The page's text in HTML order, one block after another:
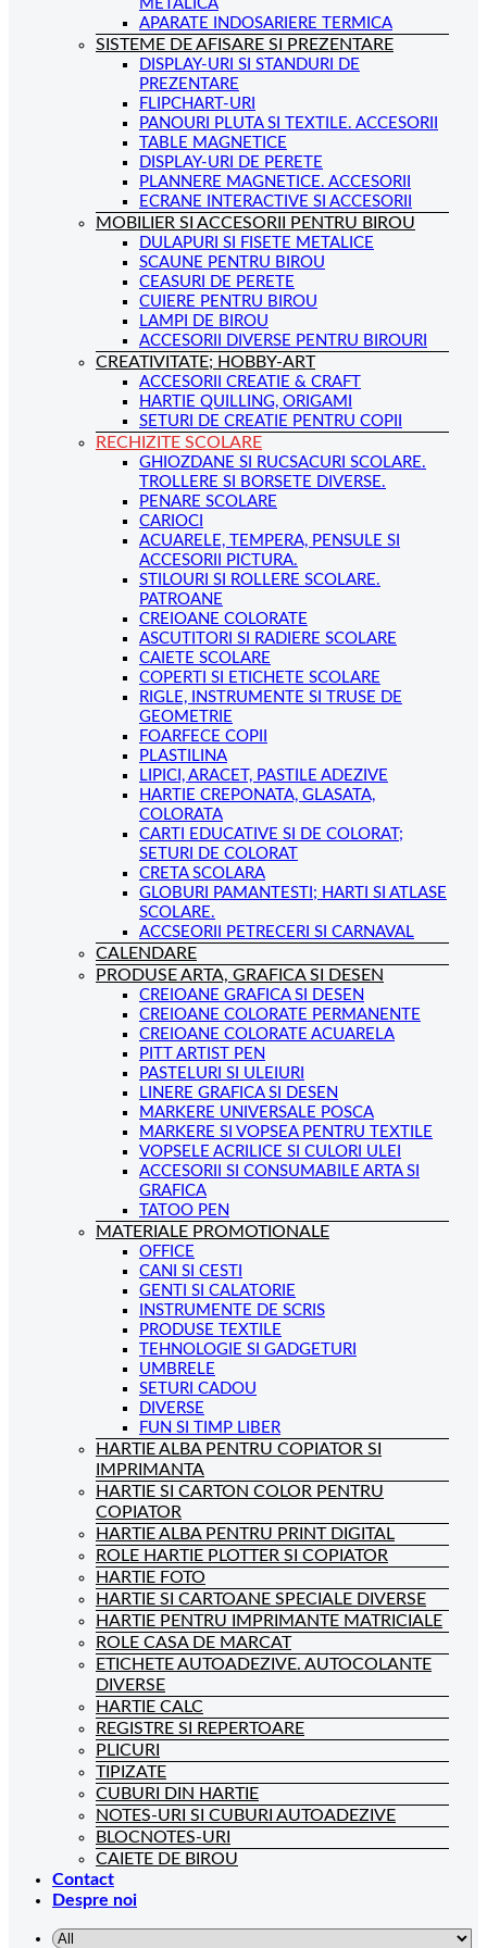
METALICA
APARATE INDOSARIERE TERMICA
SISTEME DE AFISARE SI PREZENTARE
DISPLAY-URI SI STANDURI DE
PREZENTARE
FLIPCHART-URI
PANOURI PLUTA SI TEXTILE. ACCESORII
TABLE MAGNETICE
DISPLAY-URI DE PERETE
PLANNERE MAGNETICE. ACCESORII
ECRANE INTERACTIVE SI ACCESORII
MOBILIER SI ACCESORII PENTRU BIROU
DULAPURI SI FISETE METALICE
SCAUNE PENTRU BIROU
CEASURI DE PERETE
CUIERE PENTRU BIROU
LAMPI DE BIROU
ACCESORII DIVERSE PENTRU BIROURI
CREATIVITATE; HOBBY-ART
ACCESORII CREATIE & CRAFT
HARTIE QUILLING, ORIGAMI
SETURI DE CREATIE PENTRU COPII
RECHIZITE SCOLARE
GHIOZDANE SI RUCSACURI SCOLARE.
TROLLERE SI BORSETE DIVERSE.
PENARE SCOLARE
CARIOCI
ACUARELE, TEMPERA, PENSULE SI
ACCESORII PICTURA.
STILOURI SI ROLLERE SCOLARE.
PATROANE
CREIOANE COLORATE
ASCUTITORI SI RADIERE SCOLARE
CAIETE SCOLARE
COPERTI SI ETICHETE SCOLARE
RIGLE, INSTRUMENTE SI TRUSE DE
GEOMETRIE
FOARFECE COPII
PLASTILINA
LIPICI, ARACET, PASTILE ADEZIVE
HARTIE CREPONATA, GLASATA,
COLORATA
CARTI EDUCATIVE SI DE COLORAT;
SETURI DE COLORAT
CRETA SCOLARA
GLOBURI PAMANTESTI; HARTI SI ATLASE
SCOLARE.
ACCSEORII PETRECERI SI CARNAVAL
CALENDARE
PRODUSE ARTA, GRAFICA SI DESEN
CREIOANE GRAFICA SI DESEN
CREIOANE COLORATE PERMANENTE
CREIOANE COLORATE ACUARELA
PITT ARTIST PEN
PASTELURI SI ULEIURI
LINERE GRAFICA SI DESEN
MARKERE UNIVERSALE POSCA
MARKERE SI VOPSEA PENTRU TEXTILE
VOPSELE ACRILICE SI CULORI ULEI
ACCESORII SI CONSUMABILE ARTA SI
GRAFICA
TATOO PEN
MATERIALE PROMOTIONALE
OFFICE
CANI SI CESTI
GENTI SI CALATORIE
INSTRUMENTE DE SCRIS
PRODUSE TEXTILE
TEHNOLOGIE SI GADGETURI
UMBRELE
SETURI CADOU
DIVERSE
FUN SI TIMP LIBER
HARTIE ALBA PENTRU COPIATOR SI
IMPRIMANTA
HARTIE SI CARTON COLOR PENTRU
COPIATOR
HARTIE ALBA PENTRU PRINT DIGITAL
ROLE HARTIE PLOTTER SI COPIATOR
HARTIE FOTO
HARTIE SI CARTOANE SPECIALE DIVERSE
HARTIE PENTRU IMPRIMANTE MATRICIALE
ROLE CASA DE MARCAT
ETICHETE AUTOADEZIVE. AUTOCOLANTE
DIVERSE
HARTIE CALC
REGISTRE SI REPERTOARE
PLICURI
TIPIZATE
CUBURI DIN HARTIE
NOTES-URI SI CUBURI AUTOADEZIVE
BLOCNOTES-URI
CAIETE DE BIROU
Contact
Despre noi